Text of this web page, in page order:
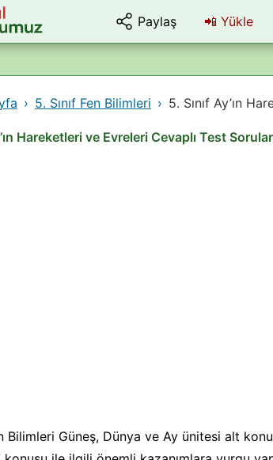
Paylaş 📲 Yükle
5. Sınıf Fen Bilimleri 5. Sınıf Ay’ın
Hareketleri ve Evreleri Cevaplı Test
Bilimleri Güneş, Dünya ve Ay ünitesi alt